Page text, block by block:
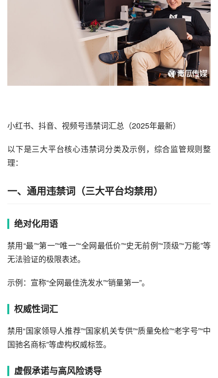
小红书、抖音、 视频号违禁词汇总（2025年最新）
以下是三大平台核心违禁词分类及示例，综合监管规则整
理：
一、通用违禁词（三大平台均禁用）
绝对化用语‌
禁用“最”“第一”“唯一”“全网最低价”“史无前例”“顶级”“万能”等
无法验证的极限表述。
示例：宣称“全网最佳洗发水”“销量第一”。
权威性词汇‌
禁用“国家领导人推荐”“国家机关专供”“质量免检”“老字号”“中
国驰名商标”等虚构权威标签。
虚假承诺与高风险诱导‌